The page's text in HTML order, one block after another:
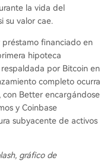
la vida del
su valor cae.
financiado en
hipoteca
por Bitcoin en
completo ocurra
con Better encargándose
y Coinbase
subyacente de activos
gráfico de